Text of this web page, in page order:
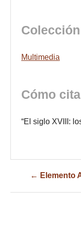
Colección
Multimedia
Cómo
“El siglo XVIII:
← Elemento